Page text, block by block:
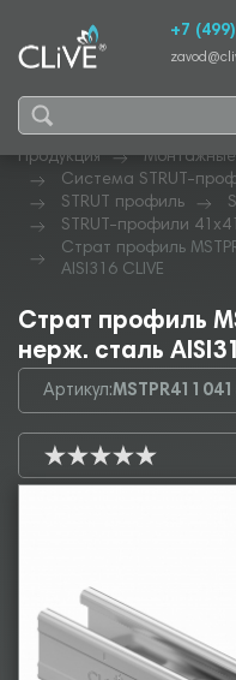
+7
Продукция
Система STRUT-
STRUT профиль
STRUT-профили
Страт профиль
AISI316 CLIVE
Страт профиль
нерж. сталь
Артикул: